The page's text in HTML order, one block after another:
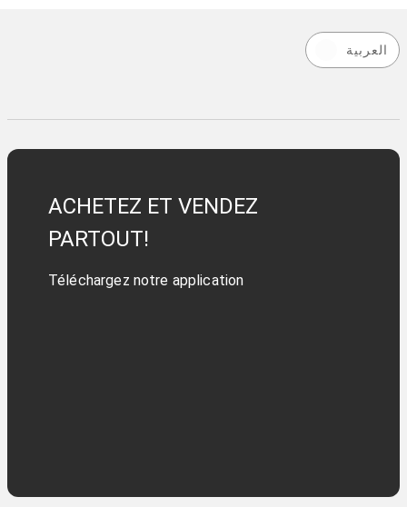
العربية
ACHETEZ ET VENDEZ
PARTOUT!
Téléchargez notre application